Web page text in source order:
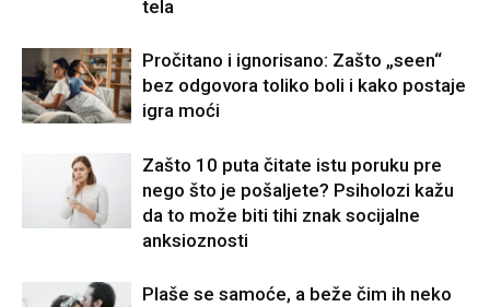
tela
Pročitano i ignorisano: Zašto „seen“
bez odgovora toliko boli i kako postaje
igra moći
Zašto 10 puta čitate istu poruku pre
nego što je pošaljete? Psiholozi kažu
da to može biti tihi znak socijalne
anksioznosti
Plaše se samoće, a beže čim ih neko